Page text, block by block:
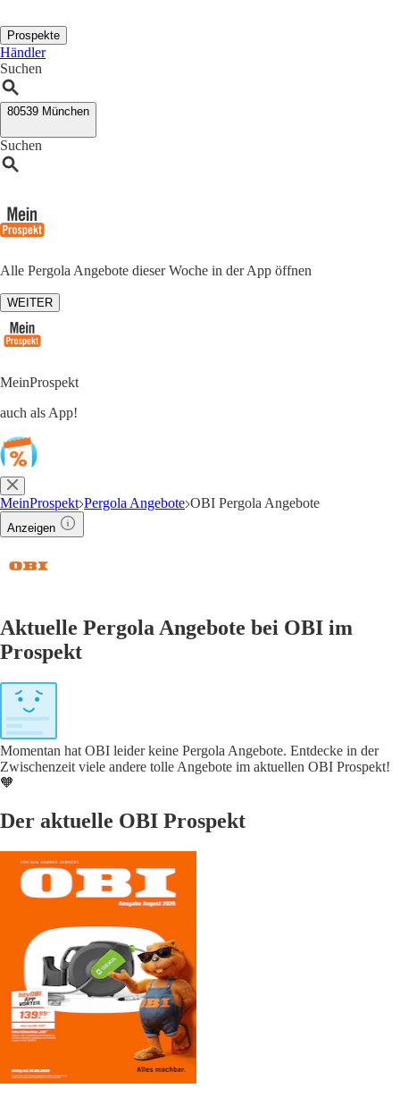
Prospekte
Händler
Suchen
80539 München
Suchen
Alle Pergola Angebote dieser Woche in der App öffnen
WEITER
MeinProspekt
auch als App!
MeinProspekt Pergola Angebote OBI Pergola Angebote
Anzeigen
Aktuelle Pergola Angebote bei OBI im
Prospekt
Momentan hat OBI leider keine Pergola Angebote. Entdecke in der
Zwischenzeit viele andere tolle Angebote im aktuellen OBI Prospekt!
🧡
Der aktuelle OBI Prospekt